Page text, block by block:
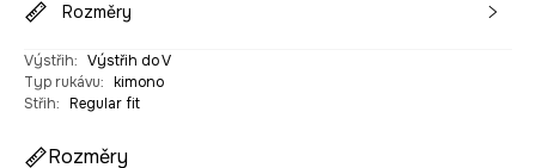
Rozměry
Výstřih: Výstřih do V
Typ rukávu: kimono
Střih: Regular fit
Rozměry